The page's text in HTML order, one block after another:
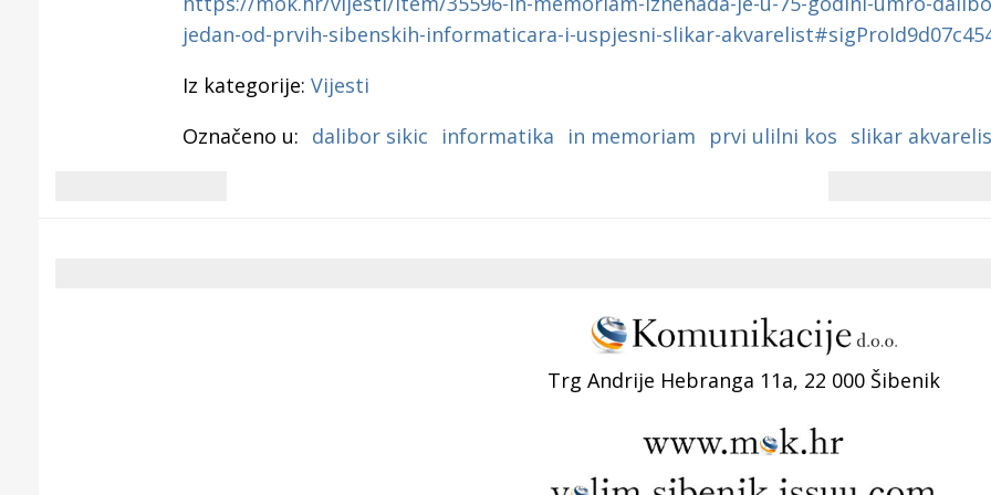
jedan-od-prvih-sibenskih-informaticara-i-uspjesni-slikar-
Iz kategorije: Vijesti
Označeno u: dalibor sikic informatika in memoriam prvi ulilni kos slikar
Trg Andrije Hebranga 11a, 22 000 Šibenik